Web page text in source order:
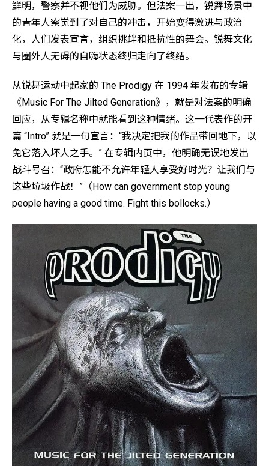
鲜明，警察并不视他们为威胁。但法案一出，锐舞场景中
的青年人察觉到了对自己的冲击，开始变得激进与政治
化，人们发表宣言，组织挑衅和抵抗性的舞会。锐舞文化
与圈外人无碍的自嗨状态终归走向了终结。
从锐舞运动中起家的 The Prodigy 在 1994 年发布的专辑
《Music For The Jilted Generation》，就是对法案的明确
回应，从专辑名称中就能看到这种情绪。这一代表作的开
篇 “Intro” 就是一句宣言：“我决定把我的作品带回地下，以
免它落入坏人之手。” 在专辑内页中，他明确无误地发出
战斗号召：“政府怎能不允许年轻人享受好时光？让我们与
这些垃圾作战！”（How can government stop young
people having a good time. Fight this bollocks.）